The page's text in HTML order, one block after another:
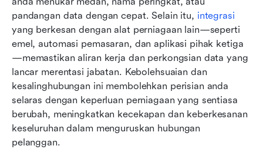
pandangan data dengan cepat. Selain itu, integrasi
yang berkesan dengan alat perniagaan lain—seperti
emel, automasi pemasaran, dan aplikasi pihak ketiga
—memastikan aliran kerja dan perkongsian data yang
lancar merentasi jabatan. Kebolehsuaian dan
kesalinghubungan ini membolehkan perisian anda
selaras dengan keperluan perniagaan yang sentiasa
berubah, meningkatkan kecekapan dan keberkesanan
keseluruhan dalam menguruskan hubungan
pelanggan.